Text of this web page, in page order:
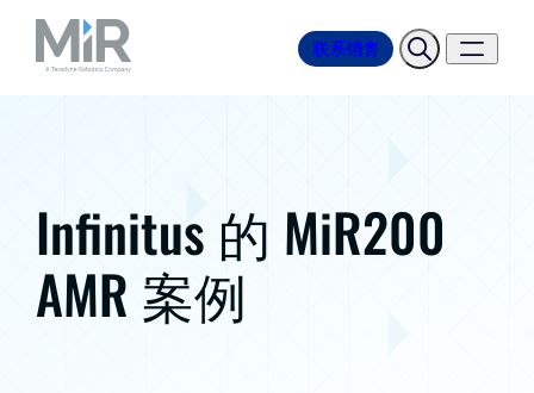
联系销售
Infinitus 的 MiR200
AMR 案例